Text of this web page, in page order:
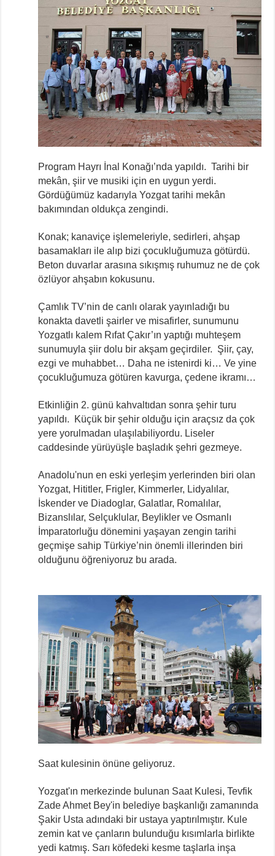
Program Hayrı İnal Konağı’nda yapıldı. Tarihi bir
mekân, şiir ve musiki için en uygun yerdi.
Gördüğümüz kadarıyla Yozgat tarihi mekân
bakımından oldukça zengindi.
Konak; kanaviçe işlemeleriyle, sedirleri, ahşap
basamakları ile alıp bizi çocukluğumuza götürdü.
Beton duvarlar arasına sıkışmış ruhumuz ne de çok
özlüyor ahşabın kokusunu.
Çamlık TV’nin de canlı olarak yayınladığı bu
konakta davetli şairler ve misafirler, sunumunu
Yozgatlı kalem Rıfat Çakır’ın yaptığı muhteşem
sunumuyla şiir dolu bir akşam geçirdiler. Şiir, çay,
ezgi ve muhabbet… Daha ne istenirdi ki… Ve yine
çocukluğumuza götüren kavurga, çedene ikramı…
Etkinliğin 2. günü kahvaltıdan sonra şehir turu
yapıldı. Küçük bir şehir olduğu için araçsız da çok
yere yorulmadan ulaşılabiliyordu. Liseler
caddesinde yürüyüşle başladık şehri gezmeye.
Anadolu'nun en eski yerleşim yerlerinden biri olan
Yozgat, Hititler, Frigler, Kimmerler, Lidyalılar,
İskender ve Diadoglar, Galatlar, Romalılar,
Bizanslılar, Selçuklular, Beylikler ve Osmanlı
İmparatorluğu dönemini yaşayan zengin tarihi
geçmişe sahip Türkiye’nin önemli illerinden biri
olduğunu öğreniyoruz bu arada.
Saat kulesinin önüne geliyoruz.
Yozgat'ın merkezinde bulunan Saat Kulesi, Tevfik
Zade Ahmet Bey'in belediye başkanlığı zamanında
Şakir Usta adındaki bir ustaya yaptırılmıştır. Kule
zemin kat ve çanların bulunduğu kısımlarla birlikte
yedi katmış. Sarı köfedeki kesme taşlarla inşa